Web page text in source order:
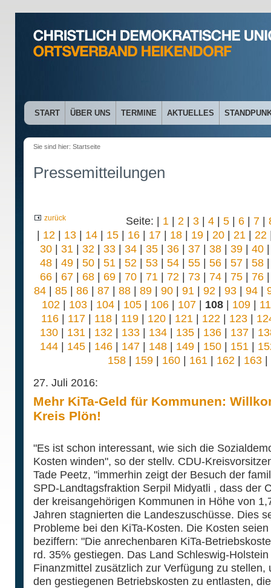
START ÜBER UNS TERMINE AKTUELLES
Sie sind hier: Startseite
Pressemitteilungen
zurück Seite: | 1 | 2 | 3 | 4 | 5 | 6 | 7 |
| 12 | 13| 14| 15| 16| 17| 18| 19| 20| 21 | 22
30| 31 | 32 | 33| 34| 35| 36| 37| 38| 39| 40
48| 49| 50| 51 | 52 | 53| 54| 55| 56| 57| 58
66| 67| 68| 69| 70| 71 | 72 | 73| 74| 75| 76
84| 85| 86| 87| 88| 89| 90| 91 | 92 | 93| 94|
102 | 103 | 104 | 105 | 106 | 107 | 108 | 109 |
116| 117| 118| 119| 120| 121 | 122 | 123|
130| 131 | 132 | 133| 134| 135| 136| 137|
144| 145| 146| 147| 148| 149| 150| 151 |
158 | 159 | 160 | 161 | 162 | 163 |
27. Juli 2016:
Mehr KiTa-Geld für Kommunen:
Kreis Plön!
"Es ist schon interessant, wie sich die
Kosten winden", so der stellv. CDU-
Tade Peetz, "immerhin zeigt der Besuch der
SPD-Landtagsfraktion Serpil Midyatli , dass der
der kreisangehörigen Kommunen in Höhe von
Jahren stagnierten die Landeszuschüsse. Dies
Probleme bei den KiTa-Kosten. Die Kosten
beziffern: "Die anrechenbaren KiTa-
rd. 35% gestiegen. Das Land Schleswig-
Finanzmittel zusätzlich zur Verfügung zu
den gestiegenen Betriebskosten zu entlasten,